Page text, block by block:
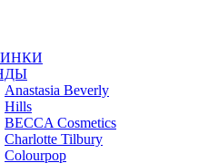
Anastasia Beverly
Hills
BECCA Cosmetics
Charlotte Tilbury
Colourpop